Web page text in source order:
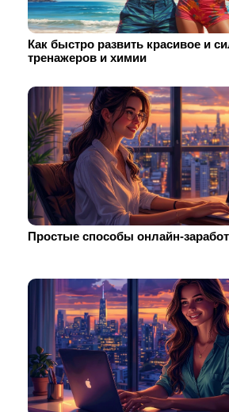
Как быстро развить красивое и
тренажеров и химии
Простые способы онлайн-